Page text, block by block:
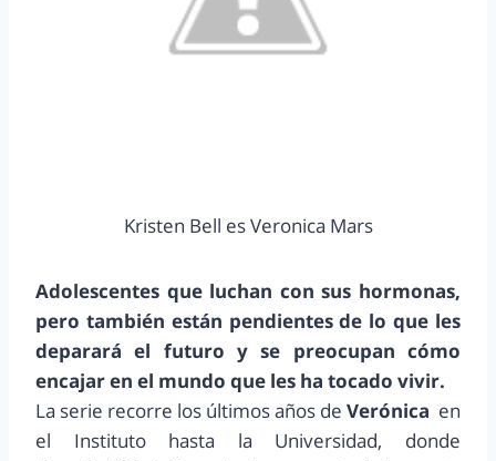
Kristen Bell es Veronica Mars
Adolescentes que luchan con sus hormonas,
pero también están pendientes de lo que les
deparará el futuro y se preocupan cómo
encajar en el mundo que les ha tocado vivir.
La serie recorre los últimos años de Verónica en
el Instituto hasta la Universidad, donde